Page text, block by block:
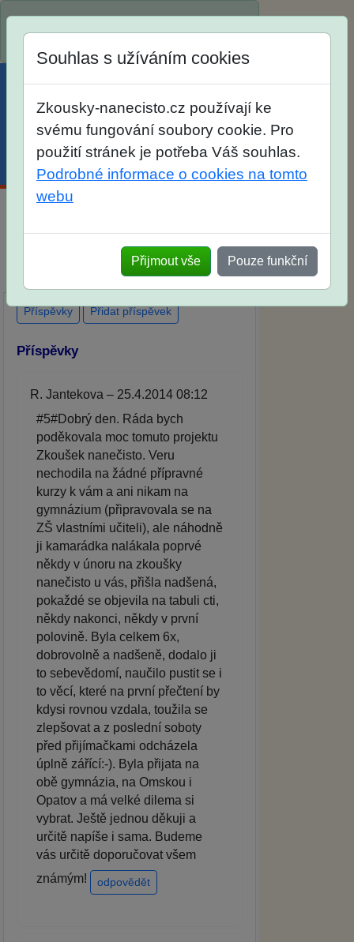
SŠ? Vaše ohlasy po skutečných
přijímacích zkouškách
Souhlas s užíváním cookies
Zkousky-nanecisto.cz používají ke
svému fungování soubory cookie. Pro
použití stránek je potřeba Váš souhlas.
Podrobné informace o cookies na tomto
webu
Přijmout vše Pouze funkční
Příspěvky Přidat příspěvek
Příspěvky
R. Jantekova – 25.4.2014 08:12
#5#Dobrý den. Ráda bych
poděkovala moc tomuto projektu
Zkoušek nanečisto. Veru
nechodila na žádné přípravné
kurzy k vám a ani nikam na
gymnázium (připravovala se na
ZŠ vlastními učiteli), ale náhodně
ji kamarádka nalákala poprvé
někdy v únoru na zkoušky
nanečisto u vás, přišla nadšená,
pokaždé se objevila na tabuli cti,
někdy nakonci, někdy v první
polovině. Byla celkem 6x,
dobrovolně a nadšeně, dodalo ji
to sebevědomí, naučilo pustit se i
to věcí, které na první přečtení by
kdysi rovnou vzdala, toužila se
zlepšovat a z poslední soboty
před přijímačkami odcházela
úplně zářící:-). Byla přijata na
obě gymnázia, na Omskou i
Opatov a má velké dilema si
vybrat. Ještě jednou děkuji a
určitě napíše i sama. Budeme
vás určitě doporučovat všem
známým!
odpovědět